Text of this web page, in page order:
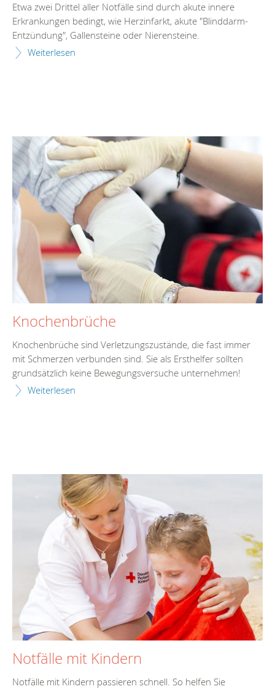
Etwa zwei Drittel aller Notfälle sind durch akute innere
Erkrankungen bedingt, wie Herzinfarkt, akute "Blinddarm-
Entzündung", Gallensteine oder Nierensteine.
Weiterlesen
Knochenbrüche
Knochenbrüche sind Verletzungszustände, die fast immer
mit Schmerzen verbunden sind. Sie als Ersthelfer sollten
grundsätzlich keine Bewegungsversuche unternehmen!
Weiterlesen
Notfälle mit Kindern
Notfälle mit Kindern passieren schnell. So helfen Sie